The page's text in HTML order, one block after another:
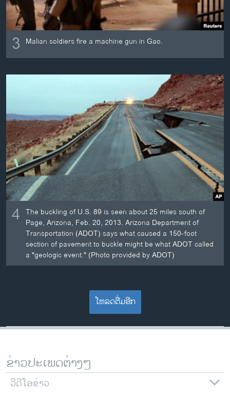
3 Malian soldiers fire a machine gun in Gao.
4 The buckling of U.S. 89 is seen about 25 miles south of
Page, Arizona, Feb. 20, 2013. Arizona Department of
Transportation (ADOT) says what caused a 150-foot
section of pavement to buckle might be what ADOT called
a "geologic event." (Photo provided by ADOT)
ໂຫລດຕື່ມອີກ
ຂ່າວປະເພດຕ່າງໆ
ວີດີໂອຂ່າວ